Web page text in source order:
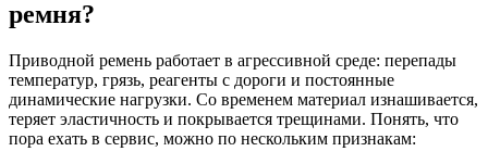
ремня?
Приводной ремень работает в агрессивной среде: перепады
температур, грязь, реагенты с дороги и постоянные
динамические нагрузки. Со временем материал изнашивается,
теряет эластичность и покрывается трещинами. Понять, что
пора ехать в сервис, можно по нескольким признакам: